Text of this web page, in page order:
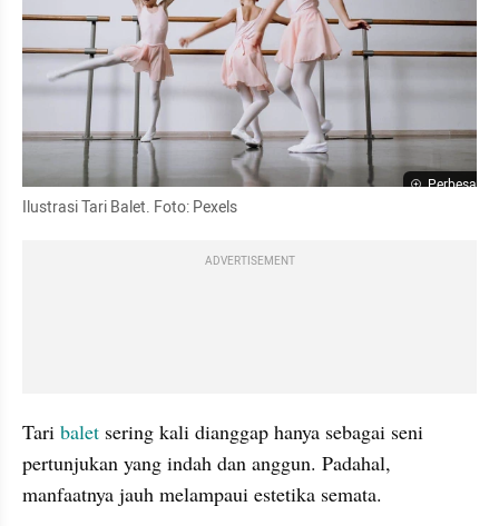
Perbesar
Ilustrasi Tari Balet. Foto: Pexels
ADVERTISEMENT
Tari balet sering kali dianggap hanya sebagai seni
pertunjukan yang indah dan anggun. Padahal,
manfaatnya jauh melampaui estetika semata.